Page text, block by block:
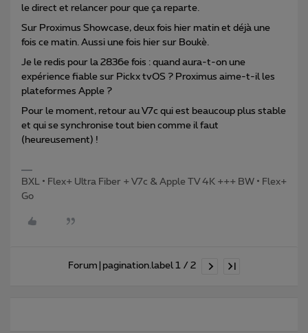
le direct et relancer pour que ça reparte.
Sur Proximus Showcase, deux fois hier matin et déjà une
fois ce matin. Aussi une fois hier sur Boukè.
Je le redis pour la 2836e fois : quand aura-t-on une
expérience fiable sur Pickx tvOS ? Proximus aime-t-il les
plateformes Apple ?
Pour le moment, retour au V7c qui est beaucoup plus stable
et qui se synchronise tout bien comme il faut
(heureusement) !
BXL • Flex+ Ultra Fiber + V7c & Apple TV 4K +++ BW • Flex+
Go
Forum|pagination.label 1 / 2